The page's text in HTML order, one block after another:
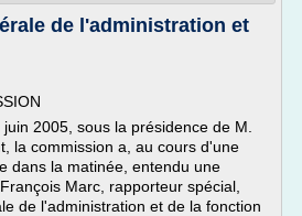
de l'administration et
2005, sous la présidence de M.
la commission a, au cours d'une
dans la matinée, entendu une
Marc, rapporteur spécial,
de l'administration et de la fonction